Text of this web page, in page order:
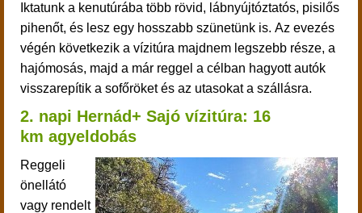
Iktatunk a kenutúrába több rövid, lábnyújtóztatós, pisilős
pihenőt, és lesz egy hosszabb szünetünk is. Az evezés
végén következik a vízitúra majdnem legszebb része, a
hajómosás, majd a már reggel a célban hagyott autók
visszarepítik a sofőröket és az utasokat a szállásra.
2. napi Hernád+ Sajó vízitúra: 16
km agyeldobás
Reggeli
önellátó
vagy rendelt